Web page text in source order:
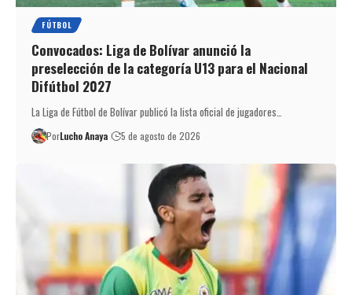
FÚTBOL
Convocados: Liga de Bolívar anunció la
preselección de la categoría U13 para el Nacional
Difútbol 2027
La Liga de Fútbol de Bolívar publicó la lista oficial de jugadores…
PorLucho Anaya 5 de agosto de 2026